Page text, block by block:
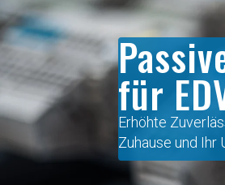
für
Erhöhte
Zuhause und Ihr